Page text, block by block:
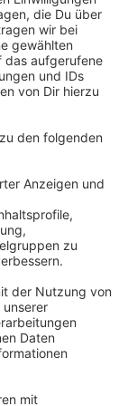
App-
Parkticket
folgt die
in
können die
und die
Zum
die
Das Parken